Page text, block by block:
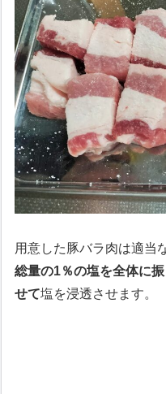
用意した豚バラ肉は適当
総量の1％の塩を全体に
せて塩を浸透させます。